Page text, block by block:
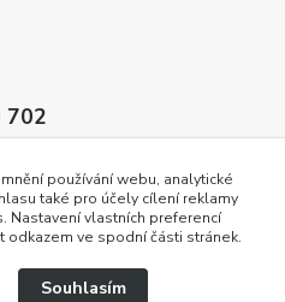
702
používání webu, analytické
také pro účely cílení reklamy
Nastavení vlastních preferencí
odkazem ve spodní části stránek.
Souhlasím